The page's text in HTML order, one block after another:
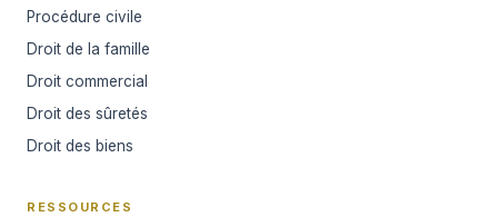
Procédure civile
Droit de la famille
Droit commercial
Droit des sûretés
Droit des biens
RESSOURCES